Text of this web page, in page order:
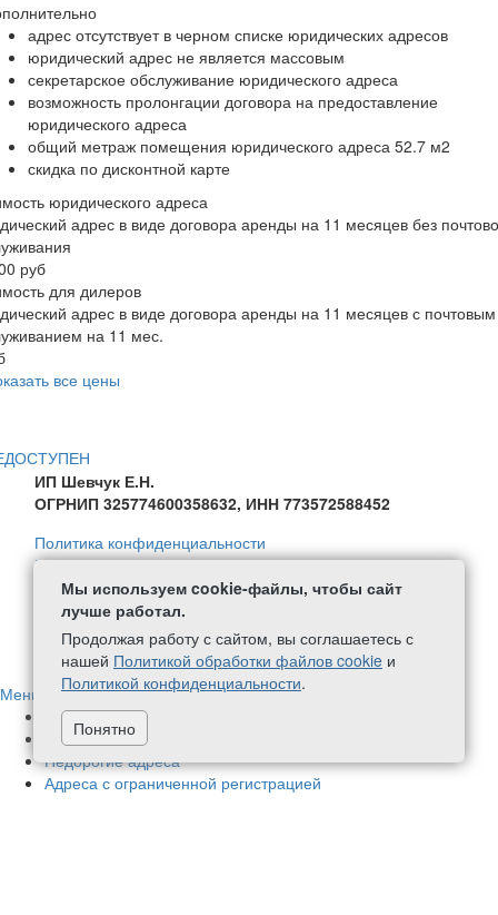
адрес отсутствует в черном списке юридических адресов
юридический адрес не является массовым
секретарское обслуживание юридического адреса
возможность пролонгации договора на предоставление
юридического адреса
общий метраж помещения юридического адреса 52.7 м2
скидка по дисконтной карте
юридического адреса
адрес в виде договора аренды на 11 месяцев без
руб
для дилеров
адрес в виде договора аренды на 11 месяцев с почтовым
на 11 мес.
все цены
ИП Шевчук Е.Н.
ОГРНИП 325774600358632, ИНН 773572588452
Политика конфиденциальности
Политика в отношении обработки персональных данных
Согласие на обработку персональных данных
Политика обработки файлов Cookie
+7 (499) 111-59-08
написать нам
Меню
Адреса в нашей собственности
Немассовые адреса
Недорогие адреса
Адреса с ограниченной регистрацией
Мы используем cookie-файлы, чтобы сайт
лучше работал.
Продолжая работу с сайтом, вы соглашаетесь с
нашей Политикой обработки файлов cookie и
Политикой конфиденциальности.
Понятно